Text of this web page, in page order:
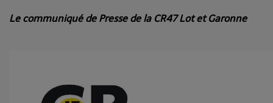
Le communiqué de Presse de la CR47 Lot et Garonne